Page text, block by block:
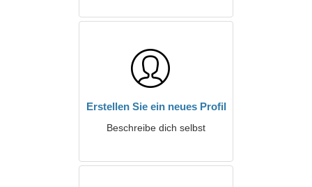
Erstellen Sie ein neues Profil
Beschreibe dich selbst